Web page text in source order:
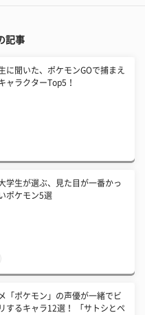
記事
に聞いた、ポケモンGOで捕まえ
ャラクターTop5！
学生が選ぶ、見た目が一番かっ
ポケモン5選
「ポケモン」の声優が一緒でビ
するキャラ12選！ 「サトシとペ